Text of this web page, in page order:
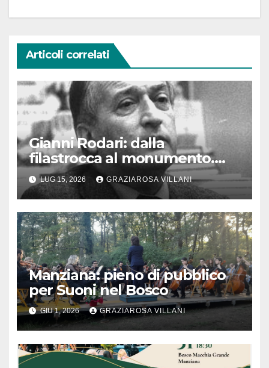
Articoli correlati
Gianni Rodari: dalla
filastrocca al monumento.
Manziana celebra il genio
LUG 15, 2026 GRAZIAROSA VILLANI
Manziana: pieno di pubblico
per Suoni nel Bosco
GIU 1, 2026 GRAZIAROSA VILLANI